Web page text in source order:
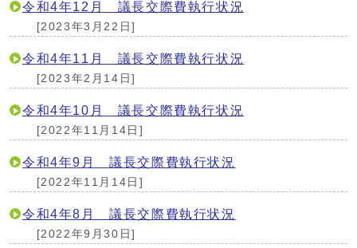
令和4年12月 議長交際費執行状況
[2023年3月22日]
令和4年11月 議長交際費執行状況
[2023年2月14日]
令和4年10月 議長交際費執行状況
[2022年11月14日]
令和4年9月 議長交際費執行状況
[2022年11月14日]
令和4年8月 議長交際費執行状況
[2022年9月30日]